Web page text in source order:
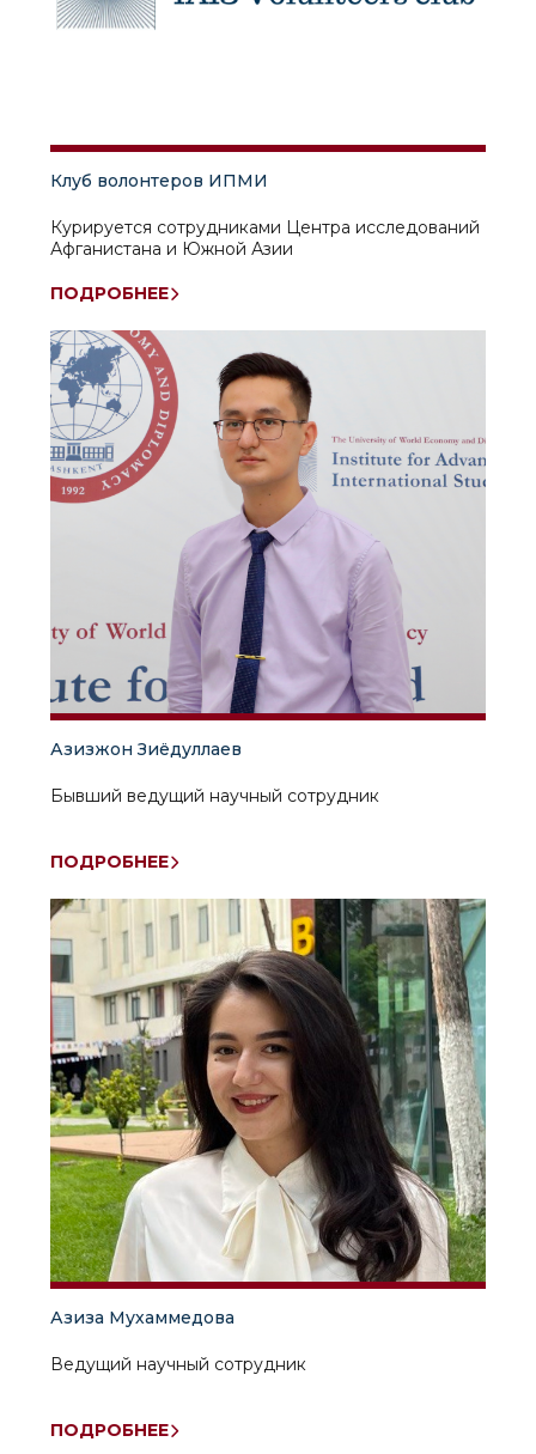
Клуб волонтеров ИПМИ
Курируется сотрудниками Центра исследований
Афганистана и Южной Азии
ПОДРОБНЕЕ
Азизжон Зиёдуллаев
Бывший ведущий научный сотрудник
ПОДРОБНЕЕ
Азиза Мухаммедова
Ведущий научный сотрудник
ПОДРОБНЕЕ